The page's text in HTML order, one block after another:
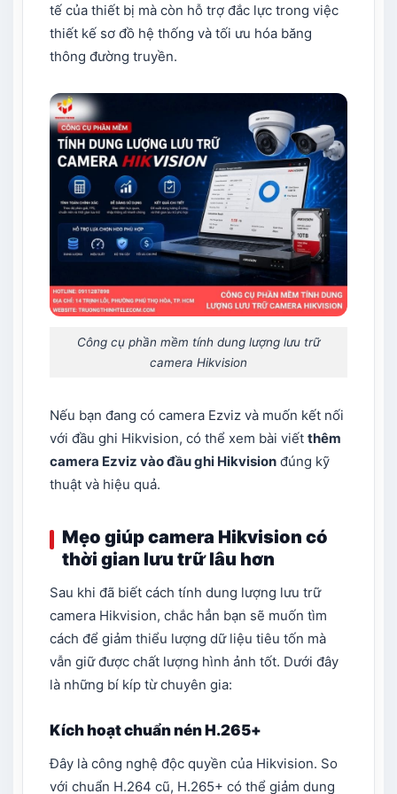
tế của thiết bị mà còn hỗ trợ đắc lực trong việc
thiết kế sơ đồ hệ thống và tối ưu hóa băng
thông đường truyền.
Công cụ phần mềm tính dung lượng lưu trữ
camera Hikvision
Nếu bạn đang có camera Ezviz và muốn kết nối
với đầu ghi Hikvision, có thể xem bài viết thêm
camera Ezviz vào đầu ghi Hikvision đúng kỹ
thuật và hiệu quả.
Mẹo giúp camera Hikvision có
thời gian lưu trữ lâu hơn
Sau khi đã biết cách tính dung lượng lưu trữ
camera Hikvision, chắc hẳn bạn sẽ muốn tìm
cách để giảm thiểu lượng dữ liệu tiêu tốn mà
vẫn giữ được chất lượng hình ảnh tốt. Dưới đây
là những bí kíp từ chuyên gia:
Kích hoạt chuẩn nén H.265+
Đây là công nghệ độc quyền của Hikvision. So
với chuẩn H.264 cũ, H.265+ có thể giảm dung